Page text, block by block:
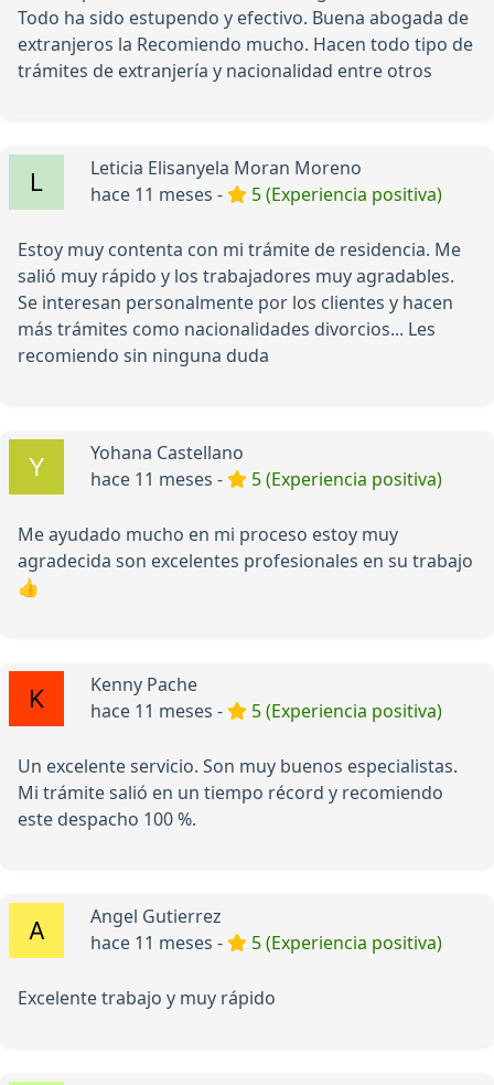
Todo ha sido estupendo y efectivo. Buena abogada de
extranjeros la Recomiendo mucho. Hacen todo tipo de
trámites de extranjería y nacionalidad entre otros
Leticia Elisanyela Moran Moreno
hace 11 meses -
5 (Experiencia positiva)
Estoy muy contenta con mi trámite de residencia. Me
salió muy rápido y los trabajadores muy agradables.
Se interesan personalmente por los clientes y hacen
más trámites como nacionalidades divorcios... Les
recomiendo sin ninguna duda
Yohana Castellano
hace 11 meses -
5 (Experiencia positiva)
Me ayudado mucho en mi proceso estoy muy
agradecida son excelentes profesionales en su trabajo
👍
Kenny Pache
hace 11 meses -
5 (Experiencia positiva)
Un excelente servicio. Son muy buenos especialistas.
Mi trámite salió en un tiempo récord y recomiendo
este despacho 100 %.
Angel Gutierrez
hace 11 meses -
5 (Experiencia positiva)
Excelente trabajo y muy rápido